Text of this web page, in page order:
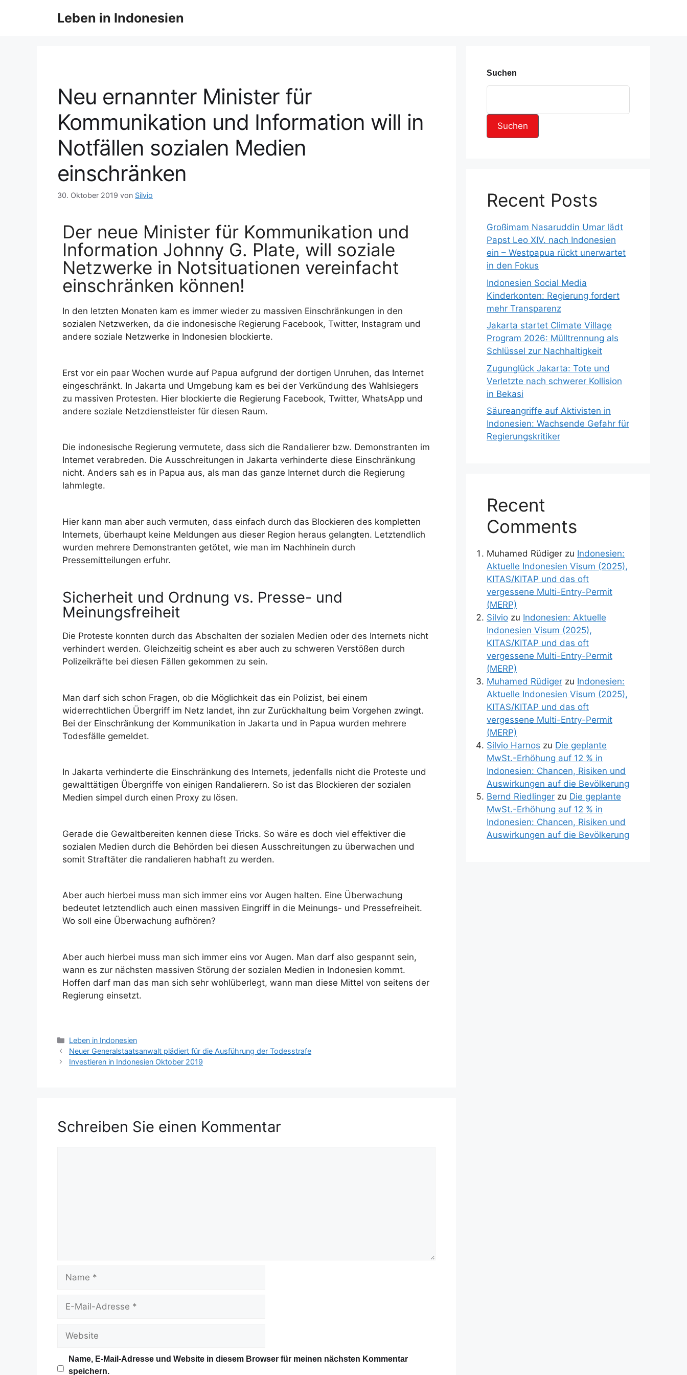
Leben in Indonesien
Neu ernannter Minister für
Kommunikation und Information will in
Notfällen sozialen Medien
einschränken
30. Oktober 2019 von Silvio
Der neue Minister für Kommunikation und
Information Johnny G. Plate, will soziale
Netzwerke in Notsituationen vereinfacht
einschränken können!
In den letzten Monaten kam es immer wieder zu massiven Einschränkungen in den
sozialen Netzwerken, da die indonesische Regierung Facebook, Twitter, Instagram und
andere soziale Netzwerke in Indonesien blockierte.
Erst vor ein paar Wochen wurde auf Papua aufgrund der dortigen Unruhen, das Internet
eingeschränkt. In Jakarta und Umgebung kam es bei der Verkündung des Wahlsiegers
zu massiven Protesten. Hier blockierte die Regierung Facebook, Twitter, WhatsApp und
andere soziale Netzdienstleister für diesen Raum.
Die indonesische Regierung vermutete, dass sich die Randalierer bzw. Demonstranten im
Internet verabreden. Die Ausschreitungen in Jakarta verhinderte diese Einschränkung
nicht. Anders sah es in Papua aus, als man das ganze Internet durch die Regierung
lahmlegte.
Hier kann man aber auch vermuten, dass einfach durch das Blockieren des kompletten
Internets, überhaupt keine Meldungen aus dieser Region heraus gelangten. Letztendlich
wurden mehrere Demonstranten getötet, wie man im Nachhinein durch
Pressemitteilungen erfuhr.
Sicherheit und Ordnung vs. Presse- und
Meinungsfreiheit
Die Proteste konnten durch das Abschalten der sozialen Medien oder des Internets nicht
verhindert werden. Gleichzeitig scheint es aber auch zu schweren Verstößen durch
Polizeikräfte bei diesen Fällen gekommen zu sein.
Man darf sich schon Fragen, ob die Möglichkeit das ein Polizist, bei einem
widerrechtlichen Übergriff im Netz landet, ihn zur Zurückhaltung beim Vorgehen zwingt.
Bei der Einschränkung der Kommunikation in Jakarta und in Papua wurden mehrere
Todesfälle gemeldet.
In Jakarta verhinderte die Einschränkung des Internets, jedenfalls nicht die Proteste und
gewalttätigen Übergriffe von einigen Randalierern. So ist das Blockieren der sozialen
Medien simpel durch einen Proxy zu lösen.
Gerade die Gewaltbereiten kennen diese Tricks. So wäre es doch viel effektiver die
sozialen Medien durch die Behörden bei diesen Ausschreitungen zu überwachen und
somit Straftäter die randalieren habhaft zu werden.
Aber auch hierbei muss man sich immer eins vor Augen halten. Eine Überwachung
bedeutet letztendlich auch einen massiven Eingriff in die Meinungs- und Pressefreiheit.
Wo soll eine Überwachung aufhören?
Aber auch hierbei muss man sich immer eins vor Augen. Man darf also gespannt sein,
wann es zur nächsten massiven Störung der sozialen Medien in Indonesien kommt.
Hoffen darf man das man sich sehr wohlüberlegt, wann man diese Mittel von seitens der
Regierung einsetzt.
Leben in Indonesien
Neuer Generalstaatsanwalt plädiert für die Ausführung der Todesstrafe
Investieren in Indonesien Oktober 2019
Schreiben Sie einen Kommentar
Name, E-Mail-Adresse und Website in diesem Browser für meinen nächsten Kommentar
speichern.
Suchen
Suchen
Recent Posts
Großimam Nasaruddin Umar lädt
Papst Leo XIV. nach Indonesien
ein – Westpapua rückt unerwartet
in den Fokus
Indonesien Social Media
Kinderkonten: Regierung fordert
mehr Transparenz
Jakarta startet Climate Village
Program 2026: Mülltrennung als
Schlüssel zur Nachhaltigkeit
Zugunglück Jakarta: Tote und
Verletzte nach schwerer Kollision
in Bekasi
Säureangriffe auf Aktivisten in
Indonesien: Wachsende Gefahr für
Regierungskritiker
Recent
Comments
Muhamed Rüdiger zu Indonesien:
Aktuelle Indonesien Visum (2025),
KITAS/KITAP und das oft
vergessene Multi-Entry-Permit
(MERP)
Silvio zu Indonesien: Aktuelle
Indonesien Visum (2025),
KITAS/KITAP und das oft
vergessene Multi-Entry-Permit
(MERP)
Muhamed Rüdiger zu Indonesien:
Aktuelle Indonesien Visum (2025),
KITAS/KITAP und das oft
vergessene Multi-Entry-Permit
(MERP)
Silvio Harnos zu Die geplante
MwSt.-Erhöhung auf 12 % in
Indonesien: Chancen, Risiken und
Auswirkungen auf die Bevölkerung
Bernd Riedlinger zu Die geplante
MwSt.-Erhöhung auf 12 % in
Indonesien: Chancen, Risiken und
Auswirkungen auf die Bevölkerung